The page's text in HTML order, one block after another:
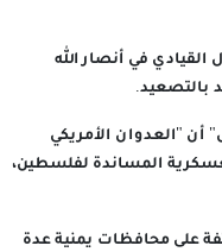
القيادي في أنصار الله
بالتصعيد.
"العدوان الأمريكي
المساندة لفلسطين،
على محافظات يمنية عدة